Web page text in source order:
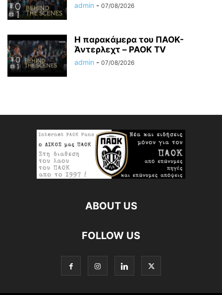
admin - 07/08/2026
Η παρακάμερα του ΠΑΟK-
Άντερλεχτ – PAOK TV
admin - 07/08/2026
ABOUT US
FOLLOW US